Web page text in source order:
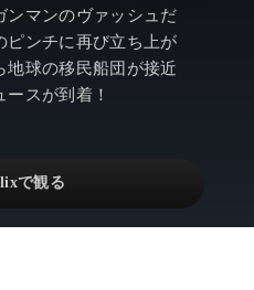
ドキュメンタリー
Netflixオリジナル作品
日本語吹替対応作品
その他の国のTV番組
へ
Netflix 吹替版作品
高い評価の海外作品
ンマンのヴァッシュだ
ピンチに再び立ち上が
地球の移民船団が接近
スが到着！